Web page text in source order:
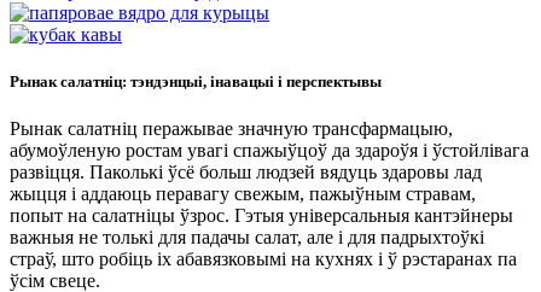
Рынак салатніц: тэндэнцыі, інавацыі і перспектывы
Рынак салатніц перажывае значную трансфармацыю,
абумоўленую ростам увагі спажыўцоў да здароўя і ўстойлівага
развіцця. Паколькі ўсё больш людзей вядуць здаровы лад
жыцця і аддаюць перавагу свежым, пажыўным стравам,
попыт на салатніцы ўзрос. Гэтыя універсальныя кантэйнеры
важныя не толькі для падачы салат, але і для падрыхтоўкі
страў, што робіць іх абавязковымі на кухнях і ў рэстаранах па
ўсім свеце.